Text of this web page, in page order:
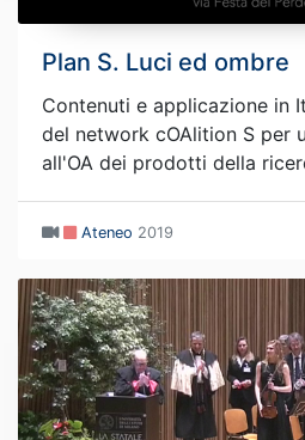
Plan S. Luci ed ombre
Contenuti e applicazione in
del network cOAlition S per
all'OA dei prodotti della
Ateneo 2019